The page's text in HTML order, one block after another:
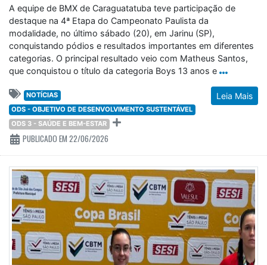
A equipe de BMX de Caraguatatuba teve participação de
destaque na 4ª Etapa do Campeonato Paulista da
modalidade, no último sábado (20), em Jarinu (SP),
conquistando pódios e resultados importantes em diferentes
categorias. O principal resultado veio com Matheus Santos,
que conquistou o título da categoria Boys 13 anos e
Leia Mais
NOTÍCIAS
ODS - OBJETIVO DE DESENVOLVIMENTO SUSTENTÁVEL
ODS 3 - SAÚDE E BEM-ESTAR
PUBLICADO EM 22/06/2026